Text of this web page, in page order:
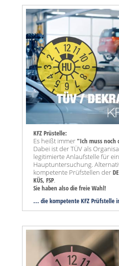
KFZ Prüstelle:
Es heißt immer"Ich muss noch
Dabei ist der TÜV als
legitimierte Anlaufstelle für
Hauptuntersuchung.
kompetente Prüfstellen der
KÜS, FSP.
Sie haben also die freie Wahl!
... die kompetente KFZ Prüfstelle